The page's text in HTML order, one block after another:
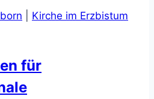
Kirche im Erzbistum
für